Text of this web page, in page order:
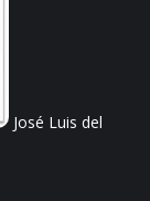
José Luis del